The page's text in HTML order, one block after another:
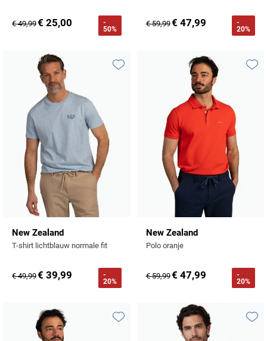
€ 49,99€ 25,00
-
50%
€ 59,99€ 47,99
-
20%
New Zealand
T-shirt lichtblauw normale fit
€ 49,99€ 39,99
-
20%
Toevoegen aan favorieten
New Zealand
Polo oranje
€ 59,99€ 47,99
-
20%
Toevoegen aan favorieten